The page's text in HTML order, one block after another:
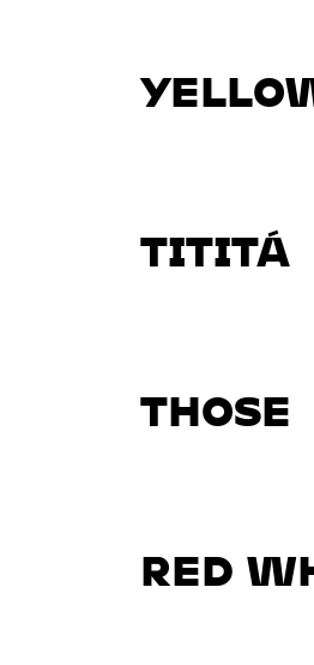
TITITÁ
THOSE
RED